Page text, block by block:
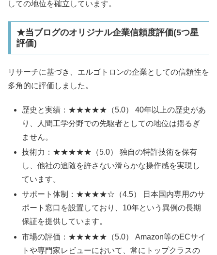
しての地位を確立しています。
★当ブログのオリジナル企業信頼度評価(5つ星
評価)
リサーチに基づき、エルゴトロンの企業としての信頼性を
多角的に評価しました。
歴史と実績：★★★★★（5.0） 40年以上の歴史があ
り、人間工学分野での先駆者としての地位は揺るぎ
ません。
技術力：★★★★★（5.0） 独自の特許技術を保有
し、他社の追随を許さない滑らかな操作感を実現し
ています。
サポート体制：★★★★☆（4.5） 日本国内専用のサ
ポート窓口を設置しており、10年という異例の長期
保証を提供しています。
市場の評価：★★★★★（5.0） Amazon等のECサイ
トや専門家レビューにおいて、常にトップクラスの